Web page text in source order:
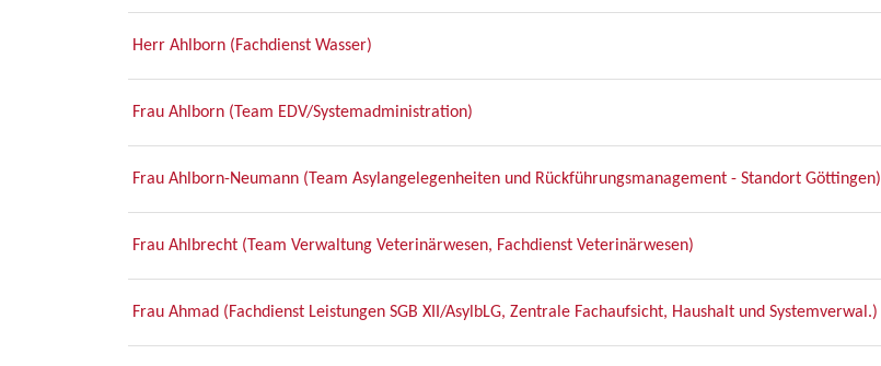
Herr Ahlborn (Fachdienst Wasser)
Frau Ahlborn (Team EDV/Systemadministration)
Frau Ahlborn-Neumann (Team Asylangelegenheiten und Rückführungsmanagement - Standort Göttingen)
Frau Ahlbrecht (Team Verwaltung Veterinärwesen, Fachdienst Veterinärwesen)
Frau Ahmad (Fachdienst Leistungen SGB XII/AsylbLG, Zentrale Fachaufsicht, Haushalt und Systemverwal.)